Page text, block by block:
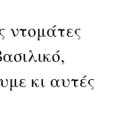
ντομάτες
κι αυτές